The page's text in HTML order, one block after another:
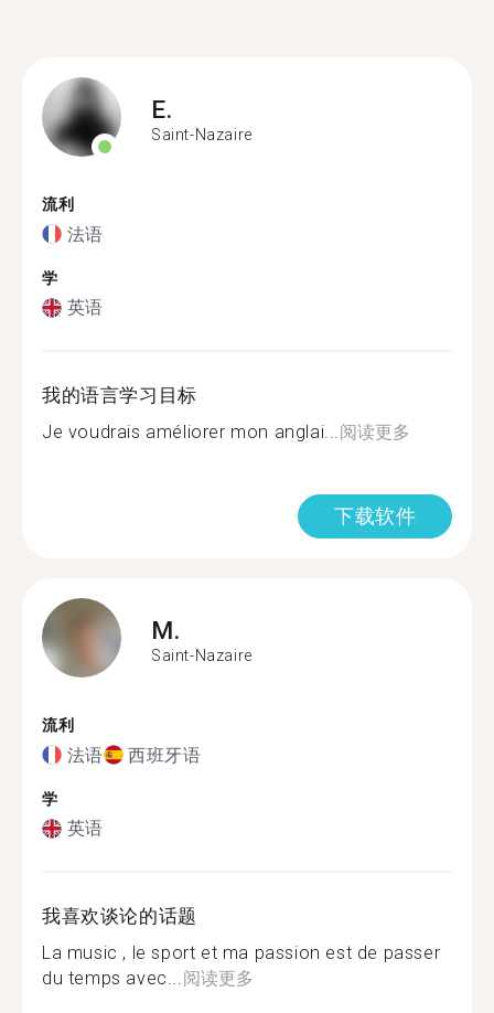
E.
Saint-Nazaire
流利
法语
学
英语
我的语言学习目标
Je voudrais améliorer mon anglai...阅读更多
下载软件
M.
Saint-Nazaire
流利
法语 西班牙语
学
英语
我喜欢谈论的话题
La music , le sport et ma passion est de passer
du temps avec...阅读更多